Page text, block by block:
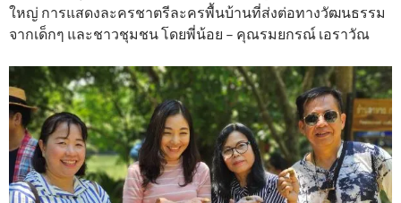
ใหญ่ การแสดงละครชาตรีละครพื้นบ้านที่ส่งต่อทางวัฒนธรรม
จากเด็กๆ และชาวชุมชน โดยพี่น้อย – คุณรมยกรณ์ เอราวัณ